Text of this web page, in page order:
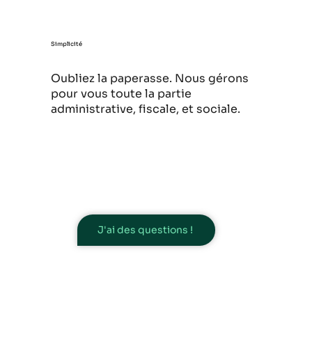
Simplicité
Oubliez la paperasse. Nous gérons
pour vous toute la partie
administrative, fiscale, et sociale.
J'ai des questions !